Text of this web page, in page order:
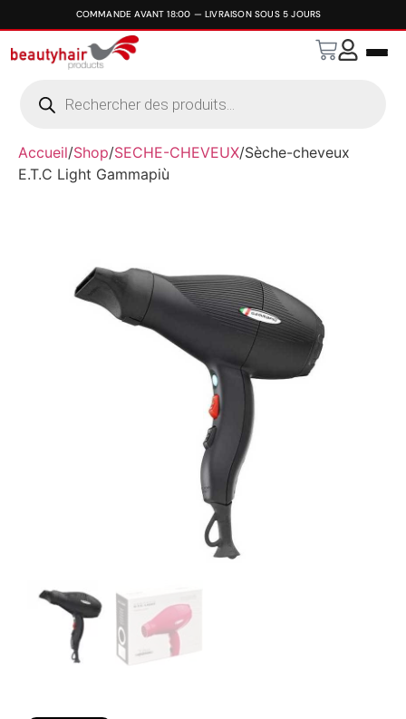
Accueil/Shop/SECHE-CHEVEUX/Sèche-cheveux
E.T.C Light Gammapiù